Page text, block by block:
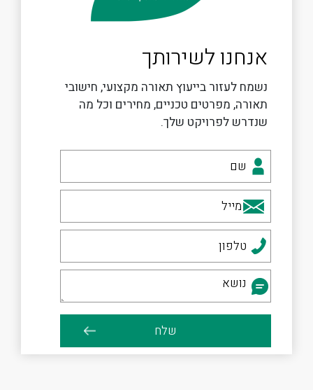
אנחנו לשירותך
נשמח לעזור בייעוץ תאורה מקצועי, חישובי
תאורה, מפרטים טכניים, מחירים וכל מה
שנדרש לפרויקט שלך.